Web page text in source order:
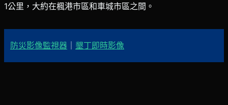
1公里，大約在楓港市區和車城市區之間。
防災影像監視器 墾丁即時影像